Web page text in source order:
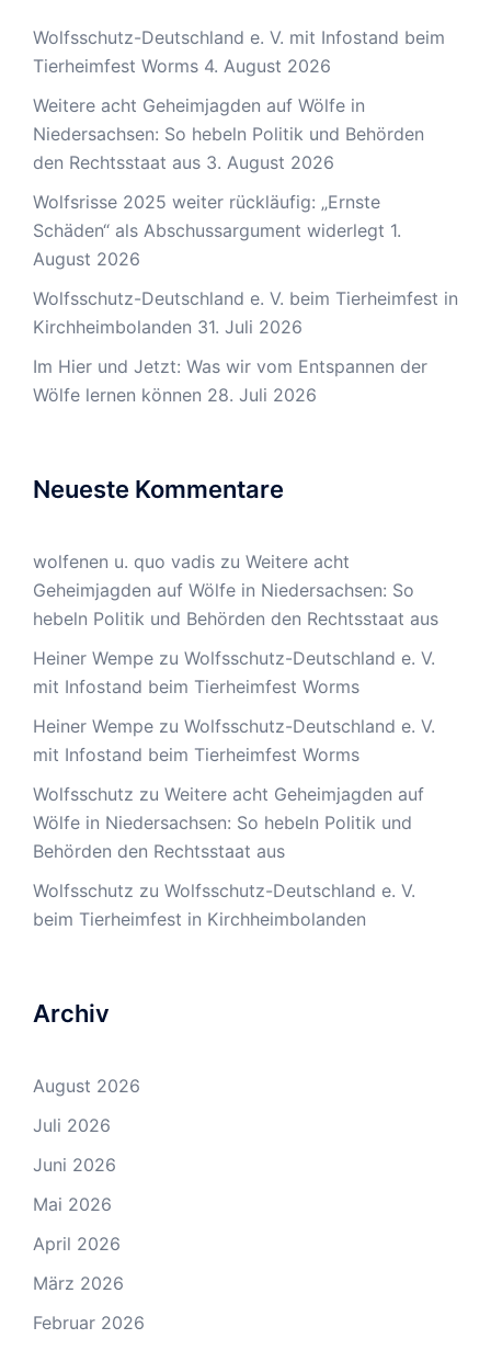
Wolfsschutz-Deutschland e. V. mit Infostand beim
Tierheimfest Worms 4. August 2026
Weitere acht Geheimjagden auf Wölfe in
Niedersachsen: So hebeln Politik und Behörden
den Rechtsstaat aus 3. August 2026
Wolfsrisse 2025 weiter rückläufig: „Ernste
Schäden“ als Abschussargument widerlegt 1.
August 2026
Wolfsschutz-Deutschland e. V. beim Tierheimfest in
Kirchheimbolanden 31. Juli 2026
Im Hier und Jetzt: Was wir vom Entspannen der
Wölfe lernen können 28. Juli 2026
Neueste Kommentare
wolfenen u. quo vadis zu Weitere acht
Geheimjagden auf Wölfe in Niedersachsen: So
hebeln Politik und Behörden den Rechtsstaat aus
Heiner Wempe zu Wolfsschutz-Deutschland e. V.
mit Infostand beim Tierheimfest Worms
Heiner Wempe zu Wolfsschutz-Deutschland e. V.
mit Infostand beim Tierheimfest Worms
Wolfsschutz zu Weitere acht Geheimjagden auf
Wölfe in Niedersachsen: So hebeln Politik und
Behörden den Rechtsstaat aus
Wolfsschutz zu Wolfsschutz-Deutschland e. V.
beim Tierheimfest in Kirchheimbolanden
Archiv
August 2026
Juli 2026
Juni 2026
Mai 2026
April 2026
März 2026
Februar 2026